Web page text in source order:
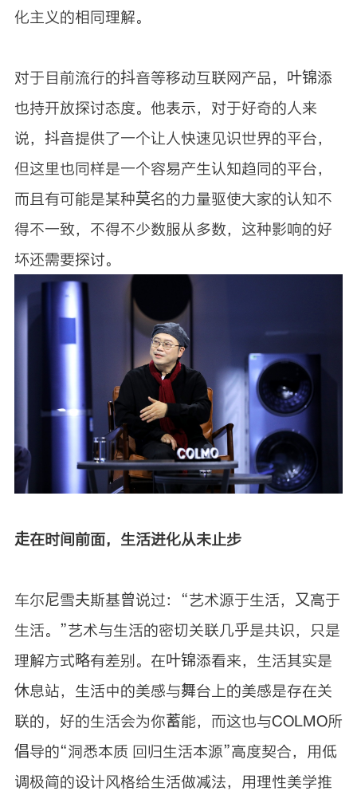
化主义的相同理解。
对于目前流行的抖音等移动互联网产品，叶锦添
也持开放探讨态度。他表示，对于好奇的人来
说，抖音提供了一个让人快速见识世界的平台，
但这里也同样是一个容易产生认知趋同的平台，
而且有可能是某种莫名的力量驱使大家的认知不
得不一致，不得不少数服从多数，这种影响的好
坏还需要探讨。
走在时间前面，生活进化从未止步
车尔尼雪夫斯基曾说过：“艺术源于生活，又高于
生活。”艺术与生活的密切关联几乎是共识，只是
理解方式略有差别。在叶锦添看来，生活其实是
休息站，生活中的美感与舞台上的美感是存在关
联的，好的生活会为你蓄能，而这也与COLMO所
倡导的“洞悉本质 回归生活本源”高度契合，用低
调极简的设计风格给生活做减法，用理性美学推